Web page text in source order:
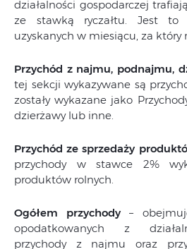
działalności gospodarczej
ze stawką ryczałtu. Jest to
uzyskanych w miesiącu, za który
Przychód z najmu, podnajmu,
tej sekcji wykazywane są
zostały wykazane jako
dzierżawy lub inne.
Przychód ze sprzedaży
przychody w stawce 2%
produktów rolnych.
Ogółem przychody –
opodatkowanych z
przychody z najmu oraz